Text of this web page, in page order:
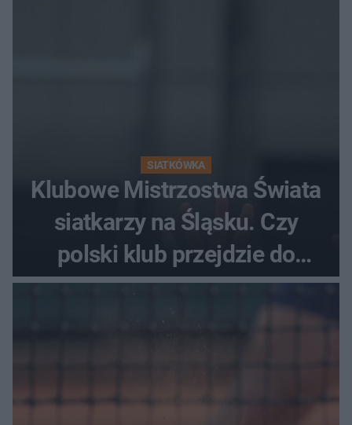
SIATKÓWKA
Klubowe Mistrzostwa Świata
siatkarzy na Śląsku. Czy
polski klub przejdzie do
historii